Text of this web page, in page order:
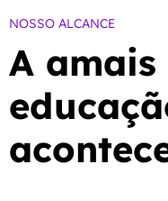
NOSSO ALCANCE
A amais